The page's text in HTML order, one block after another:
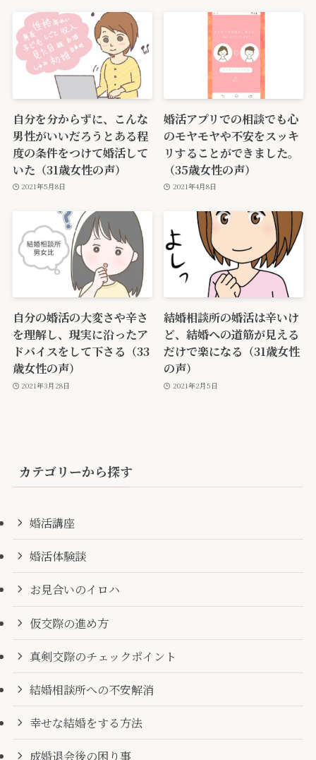
自分を分からずに、こんな
男性がいいだろうとある程
度の条件をつけて婚活して
いた（31歳女性の声）
2021年5月8日
婚活アプリでの相談でも心
のモヤモヤや不安をスッキ
リすることができました。
（35歳女性の声）
2021年4月8日
自分の婚活の大変さや辛さ
を理解し、現実に沿ったア
ドバイスをして下さる（33
歳女性の声）
2021年3月28日
結婚相談所の婚活は辛いけ
ど、結婚への道筋が見える
だけで楽になる（31歳女性
の声）
2021年2月5日
カテゴリーから探す
婚活講座
婚活体験談
お見合いのイロハ
仮交際の進め方
真剣交際のチェックポイント
結婚相談所への不安解消
幸せな結婚をする方法
成婚退会後の困り事